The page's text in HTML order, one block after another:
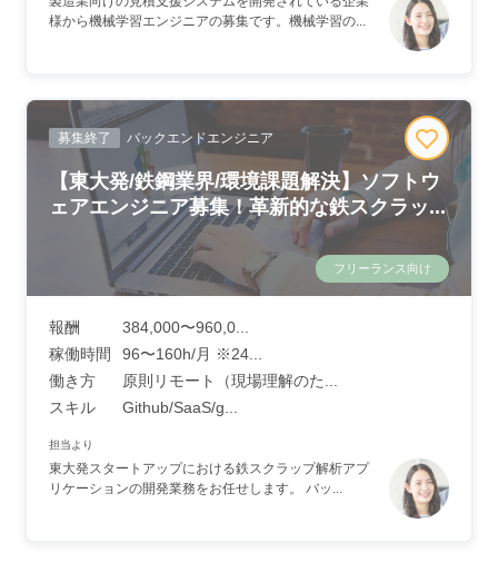
様から機械学習エンジニアの募集です。機械学習の...
募集終了 バックエンドエンジニア
【東大発/鉄鋼業界/環境課題解決】ソフトウ
ェアエンジニア募集！革新的な鉄スクラッ...
フリーランス向け
報酬
384,000〜960,0...
稼働時間
96〜160h/月 ※24...
働き方
原則リモート（現場理解のた...
スキル
Github/SaaS/g...
担当より
東大発スタートアップにおける鉄スクラップ解析アプ
リケーションの開発業務をお任せします。 バッ...